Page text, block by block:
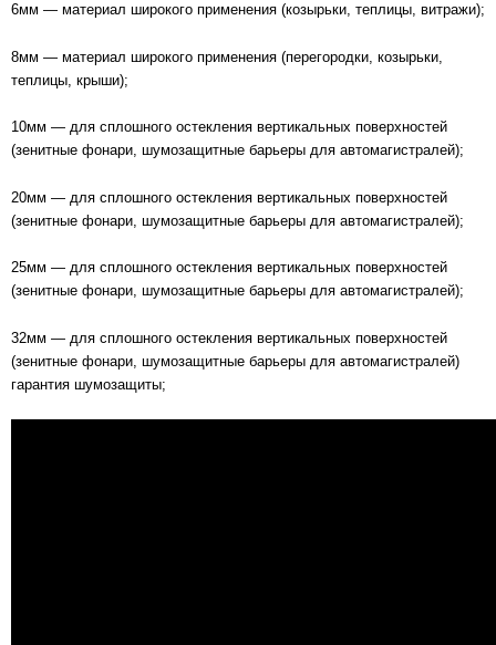
6мм — материал широкого применения (козырьки, теплицы, витражи);
8мм — материал широкого применения (перегородки, козырьки,
теплицы, крыши);
10мм — для сплошного остекления вертикальных поверхностей
(зенитные фонари, шумозащитные барьеры для автомагистралей);
20мм — для сплошного остекления вертикальных поверхностей
(зенитные фонари, шумозащитные барьеры для автомагистралей);
25мм — для сплошного остекления вертикальных поверхностей
(зенитные фонари, шумозащитные барьеры для автомагистралей);
32мм — для сплошного остекления вертикальных поверхностей
(зенитные фонари, шумозащитные барьеры для автомагистралей)
гарантия шумозащиты;